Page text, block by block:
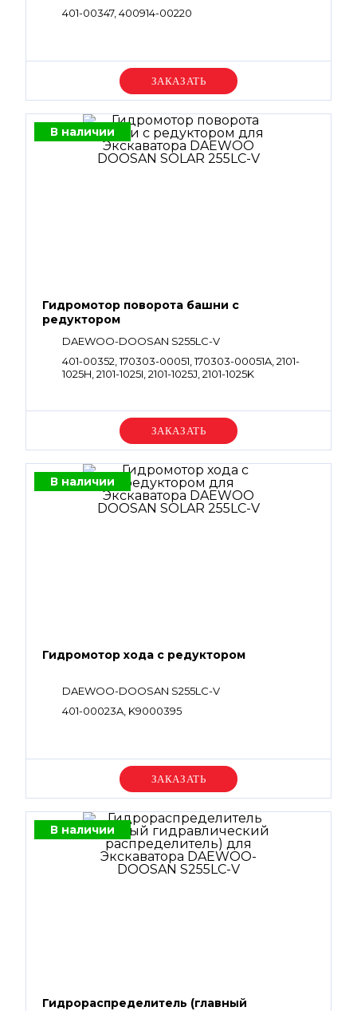
401-00347, 400914-00220
Уточняйте цену
В наличии
Гидромотор поворота башни с
редуктором
DAEWOO-DOOSAN S255LC-V
401-00352, 170303-00051, 170303-00051A, 2101-
1025H, 2101-1025I, 2101-1025J, 2101-1025K
Уточняйте цену
В наличии
Гидромотор хода с редуктором
DAEWOO-DOOSAN S255LC-V
401-00023A, K9000395
Уточняйте цену
В наличии
Гидрораспределитель (главный